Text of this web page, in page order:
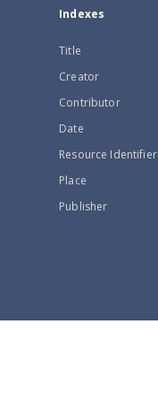
Indexes
Title
Creator
Contributor
Date
Resource Identifier
Place
Publisher